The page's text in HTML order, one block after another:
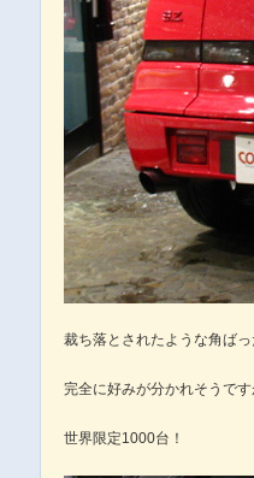
裁ち落とされたような角ば
完全に好みが分かれそうで
世界限定1000台！